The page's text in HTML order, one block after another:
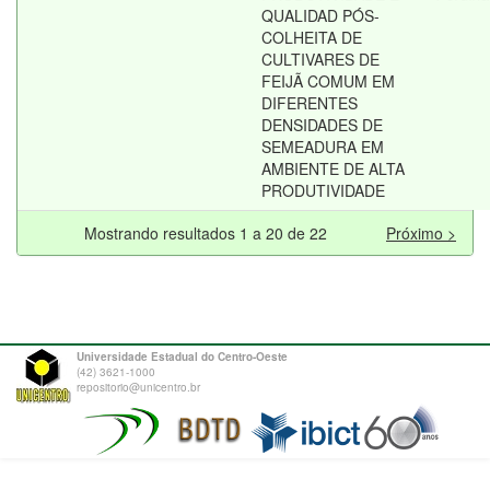
QUALIDAD PÓS-
COLHEITA DE
CULTIVARES DE
FEIJÃ COMUM EM
DIFERENTES
DENSIDADES DE
SEMEADURA EM
AMBIENTE DE ALTA
PRODUTIVIDADE
Mostrando resultados 1 a 20 de 22 Próximo >
Universidade Estadual do Centro-Oeste
(42) 3621-1000
repositorio@unicentro.br